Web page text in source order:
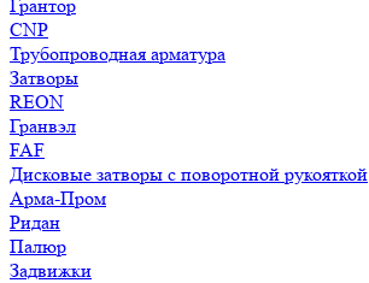
Грантор
CNP
Трубопроводная арматура
Затворы
REON
Гранвэл
FAF
Дисковые затворы с поворотной рукояткой
Арма-Пром
Ридан
Палюр
Задвижки